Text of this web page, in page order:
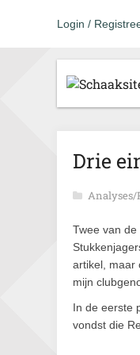
Login /
Drie
Analyses/
Twee van
artikel, maar
mijn
In de eerste
vondst die